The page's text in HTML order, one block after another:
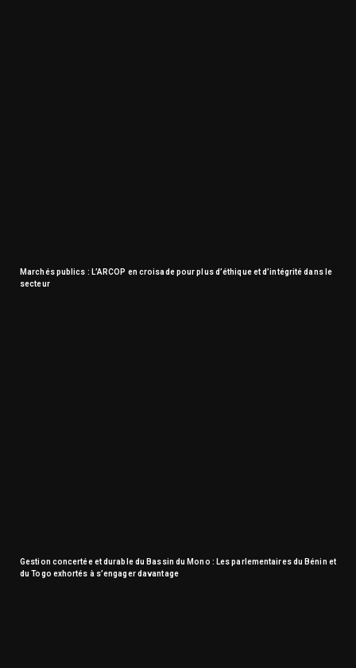
Marchés publics : L’ARCOP en croisade pour plus d’éthique et d’intégrité dans le
secteur
Gestion concertée et durable du Bassin du Mono : Les parlementaires du Bénin et
du Togo exhortés à s’engager davantage